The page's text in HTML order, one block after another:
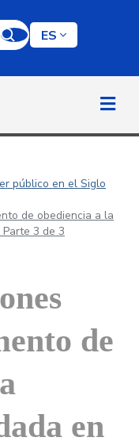
clave
ES
público en el Siglo
de obediencia a la
3 de 3
de
en